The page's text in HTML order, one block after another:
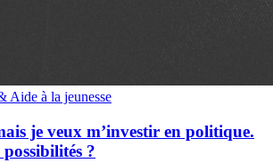
Aide à la jeunesse
je veux m’investir en politique.
possibilités ?